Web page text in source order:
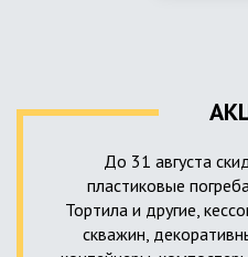
от исполнения.
До 31 августа
пластиковые
Тортила и другие,
скважин,